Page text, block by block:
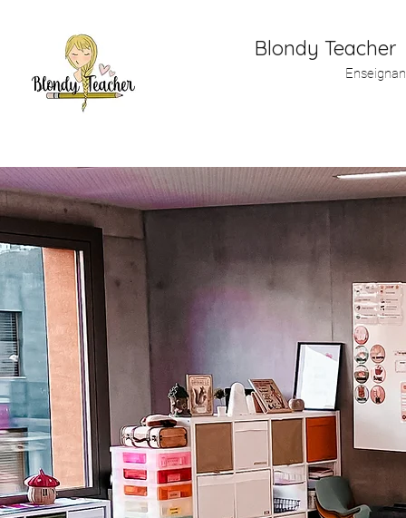
Blondy Teacher